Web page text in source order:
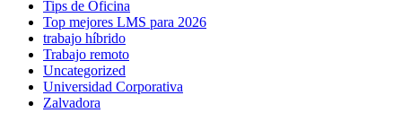
Tips de Oficina
Top mejores LMS para 2026
trabajo híbrido
Trabajo remoto
Uncategorized
Universidad Corporativa
Zalvadora